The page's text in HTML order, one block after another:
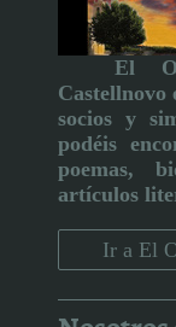
El
Castellnovo
socios y
podéis
poemas,
artículos
Ir a El